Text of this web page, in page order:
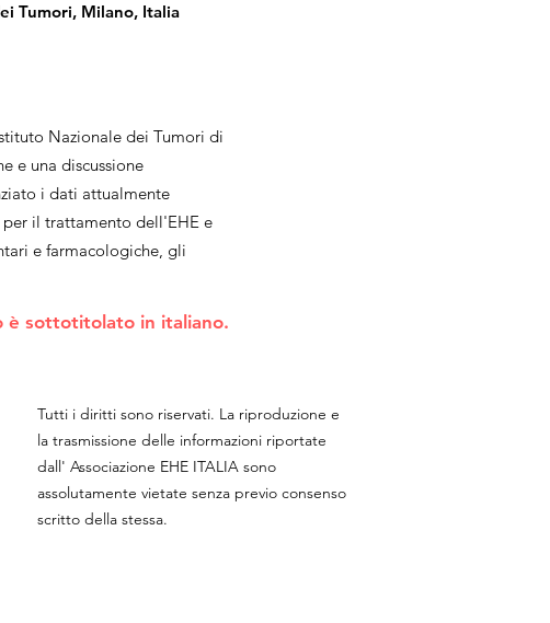
Tumori, Milano, Italia
Nazionale dei Tumori di
e una discussione
i dati attualmente
il trattamento dell'EHE e
e farmacologiche, gli
è sottotitolato in italiano.
Tutti i diritti sono riservati. La riproduzione e
la trasmissione delle informazioni riportate
dall' Associazione EHE ITALIA sono
assolutamente vietate senza previo consenso
scritto della stessa.